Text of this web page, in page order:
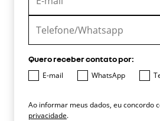
Quero receber contato por:
E-mail
WhatsApp
Ao informar meus dados, eu concordo
privacidade.